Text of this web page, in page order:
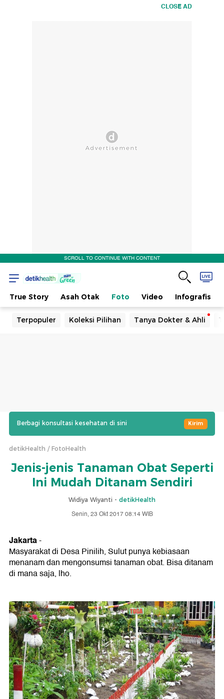
CLOSE AD
SCROLL TO CONTINUE WITH CONTENT
True Story Asah Otak Foto Video Infografis
Terpopuler Koleksi Pilihan Tanya Dokter & Ahli
Berbagi konsultasi kesehatan di sini Kirim
detikHealth FotoHealth
Jenis-jenis Tanaman Obat Seperti
Ini Mudah Ditanam Sendiri
Widiya Wiyanti - detikHealth
Senin, 23 Okt 2017 08:14 WIB
Jakarta-
Masyarakat di Desa Pinilih, Sulut punya kebiasaan
menanam dan mengonsumsi tanaman obat. Bisa ditanam
di mana saja, lho.